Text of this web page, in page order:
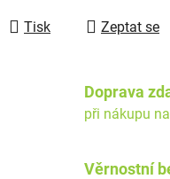
Tisk Zeptat se
Doprava
při nákupu
Věrnostní